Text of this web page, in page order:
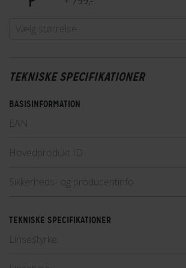
Vælg størrelse
TEKNISKE SPECIFIKATIONER
BASISINFORMATION
EAN
Hovedprodukt ID
Sikkerheds- og producentinfo
TEKNISKE SPECIFIKATIONER
Linsestyrke